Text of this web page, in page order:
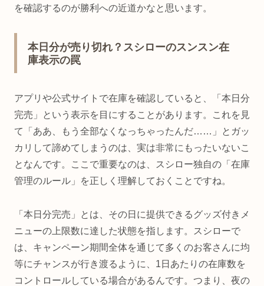
を確認するのが勝利への近道かなと思います。
本日分が売り切れ？スシローのスンスン在
庫表示の罠
アプリや公式サイトで在庫を確認していると、「本日分
完売」という表示を目にすることがあります。これを見
て「ああ、もう全部なくなっちゃったんだ……」とガッ
カリして諦めてしまうのは、実は非常にもったいないこ
となんです。ここで重要なのは、スシロー独自の「在庫
管理のルール」を正しく理解しておくことですね。
「本日分完売」とは、その日に提供できるグッズ付きメ
ニューの上限数に達した状態を指します。スシローで
は、キャンペーン期間全体を通じて多くのお客さんに均
等にチャンスが行き渡るように、1日あたりの在庫数を
コントロールしている場合があるんです。つまり、夜の